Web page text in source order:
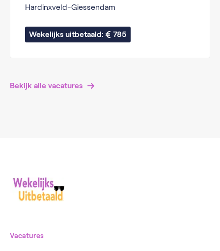
Hardinxveld-Giessendam
Wekelijks uitbetaald: 785
Bekijk alle vacatures
Vacatures